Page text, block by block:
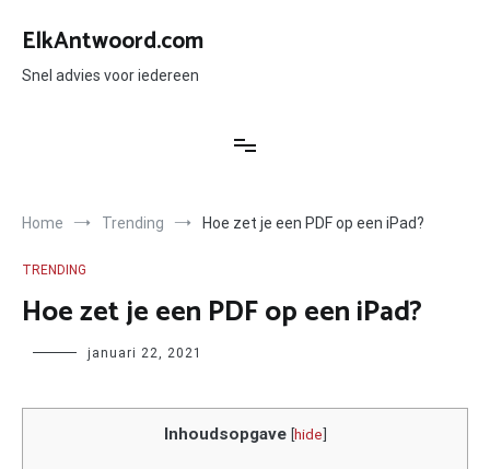
naar
inhoud
ElkAntwoord.com
Snel advies voor iedereen
Home Trending Hoe zet je een PDF op een iPad?
TRENDING
Hoe zet je een PDF op een iPad?
Author januari 22, 2021
Inhoudsopgave [hide]